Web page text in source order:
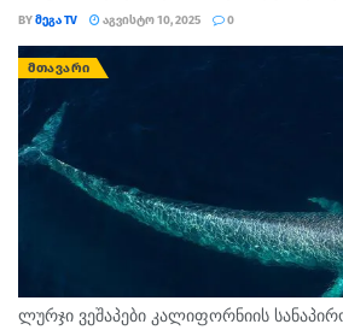
BYᲛᲔᲒᲐ TV ᲐᲒᲕᲘᲡᲢᲝ 10, 2025 0
ᲛᲗᲐᲕᲐᲠᲘ
ლურჯი ვეშაპები კალიფორნიის